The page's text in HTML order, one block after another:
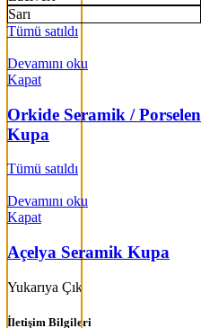
Sarı
Tümü satıldı
Devamını oku
Kapat
Orkide Seramik / Porselen
Kupa
Tümü satıldı
Devamını oku
Kapat
Açelya Seramik Kupa
Yukarıya Çık
İletişim Bilgileri